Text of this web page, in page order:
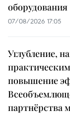
оборудования
07/08/2026 17:05
Углубление,
повышение
партнёрства